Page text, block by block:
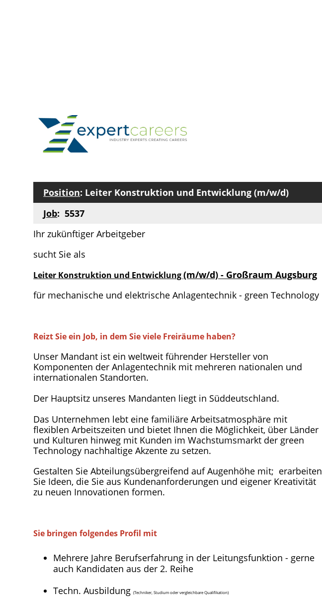
Position: Leiter Konstruktion und Entwicklung (m/w/d)
Job: 5537
Ihr zukünftiger Arbeitgeber
sucht Sie als
Leiter Konstruktion und Entwicklung(m/w/d) - Großraum Augsburg
für mechanische und elektrische Anlagentechnik - green Technology
Reizt Sie ein Job, in dem Sie viele Freiräume haben?
Unser Mandant ist ein weltweit führender Hersteller von
Komponenten der Anlagentechnik mit mehreren nationalen und
internationalen Standorten.
Der Hauptsitz unseres Mandanten liegt in Süddeutschland.
Das Unternehmen lebt eine familiäre Arbeitsatmosphäre mit
flexiblen Arbeitszeiten und bietet Ihnen die Möglichkeit, über Länder
und Kulturen hinweg mit Kunden im Wachstumsmarkt der green
Technology nachhaltige Akzente zu setzen.
Gestalten Sie Abteilungsübergreifend auf Augenhöhe mit; erarbeiten
Sie Ideen, die Sie aus Kundenanforderungen und eigener Kreativität
zu neuen Innovationen formen.
Sie bringen folgendes Profil mit
Mehrere Jahre Berufserfahrung in der Leitungsfunktion - gerne
auch Kandidaten aus der 2. Reihe
Techn. Ausbildung(Techniker, Studium oder vergleichbare Qualifikation)